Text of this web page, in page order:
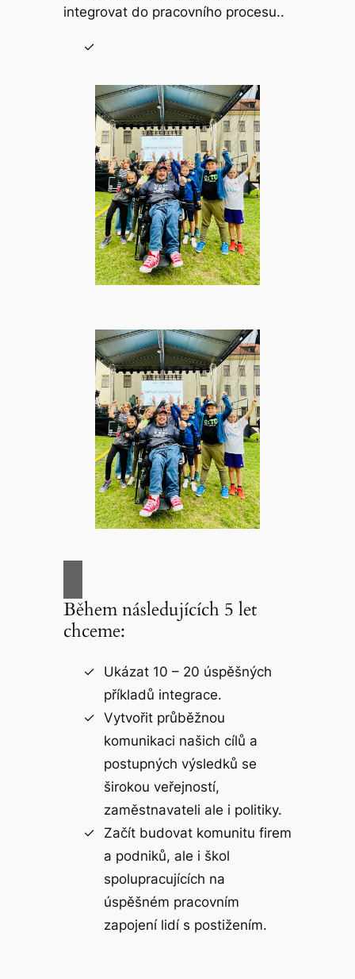
integrovat do pracovního procesu..
Během následujících 5 let
chceme:
Ukázat 10 – 20 úspěšných
příkladů integrace.
Vytvořit průběžnou
komunikaci našich cílů a
postupných výsledků se
širokou veřejností,
zaměstnavateli ale i politiky.
Začít budovat komunitu firem
a podniků, ale i škol
spolupracujících na
úspěšném pracovním
zapojení lidí s postižením.